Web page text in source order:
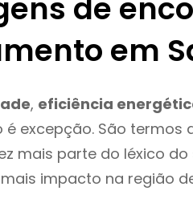
de
em
, eficiência
é excepção. São
mais parte do léxico
impacto na região